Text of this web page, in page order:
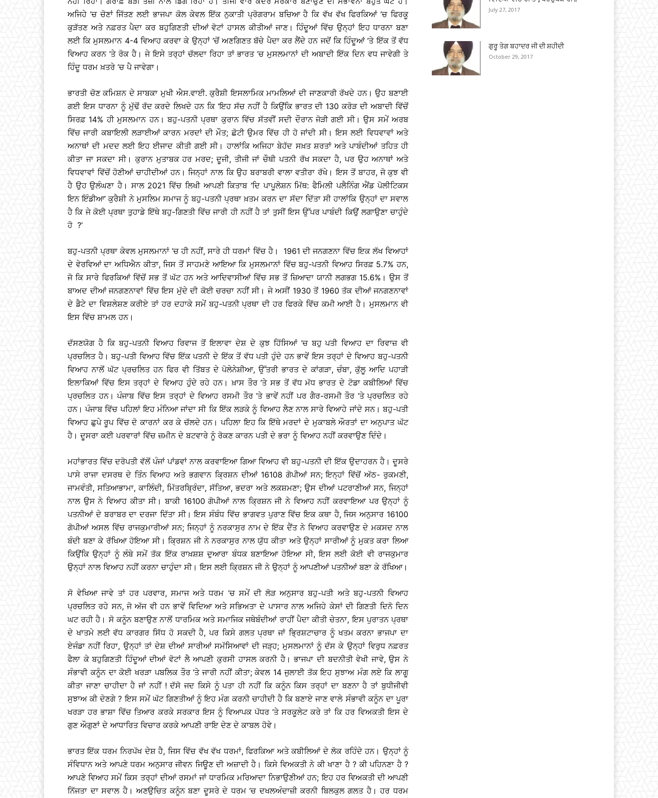
ਅਜਿਹੇ ’ਚ ਚੋਣਾਂ ਜਿੱਤਣ ਲਈ ਭਾਜਪਾ ਕੋਲ ਕੇਵਲ ਇੱਕ ਨੁਕਾਤੀ ਪ੍ਰੋਗਰਾਮ ਬਚਿਆ ਹੈ ਕਿ ਵੱਖ ਵੱਖ ਫਿਰਕਿਆਂ ’ਚ ਫਿਰਕੂ
ਕੁੜੱਤਣ ਅਤੇ ਨਫ਼ਰਤ ਪੈਦਾ ਕਰ ਬਹੁਗਿਣਤੀ ਦੀਆਂ ਵੋਟਾਂ ਹਾਸਲ ਕੀਤੀਆਂ ਜਾਣ। ਹਿੰਦੂਆਂ ਵਿੱਚ ਉਨ੍ਹਾਂ ਇਹ ਧਾਰਨਾ ਬਣਾ
ਲਈ ਕਿ ਮੁਸਲਮਾਨ 4-4 ਵਿਆਹ ਕਰਵਾ ਕੇ ਉਨ੍ਹਾਂ ’ਚੋਂ ਅਣਗਿਣਤ ਬੱਚੇ ਪੈਦਾ ਕਰ ਲੈਂਦੇ ਹਨ ਜਦੋਂ ਕਿ ਹਿੰਦੂਆਂ ’ਤੇ ਇੱਕ ਤੋਂ ਵੱਧ
ਵਿਆਹ ਕਰਨ ’ਤੇ ਰੋਕ ਹੈ। ਜੇ ਇਸੇ ਤਰ੍ਹਾਂ ਚੱਲਦਾ ਰਿਹਾ ਤਾਂ ਭਾਰਤ ’ਚ ਮੁਸਲਮਾਨਾਂ ਦੀ ਅਬਾਦੀ ਇੱਕ ਦਿਨ ਵਧ ਜਾਵੇਗੀ ਤੇ
ਹਿੰਦੂ ਧਰਮ ਖ਼ਤਰੇ ’ਚ ਪੈ ਜਾਵੇਗਾ।
ਭਾਰਤੀ ਚੋਣ ਕਮਿਸ਼ਨ ਦੇ ਸਾਬਕਾ ਮੁਖੀ ਐਸ.ਵਾਈ. ਕੁਰੈਸ਼ੀ ਇਸਲਾਮਿਕ ਮਾਮਲਿਆਂ ਦੀ ਜਾਣਕਾਰੀ ਰੱਖਦੇ ਹਨ। ਉਹ ਬਣਾਈ
ਗਈ ਇਸ ਧਾਰਨਾ ਨੂੰ ਮੁੱਢੋਂ ਰੱਦ ਕਰਦੇ ਲਿਖਦੇ ਹਨ ਕਿ ‘ਇਹ ਸੱਚ ਨਹੀਂ ਹੈ ਕਿਉਂਕਿ ਭਾਰਤ ਦੀ 130 ਕਰੋੜ ਦੀ ਅਬਾਦੀ ਵਿੱਚੋਂ
ਸਿਰਫ਼ 14% ਹੀ ਮੁਸਲਮਾਨ ਹਨ। ਬਹੁ-ਪਤਨੀ ਪ੍ਰਥਾ ਕੁਰਾਨ ਵਿੱਚ ਸੱਤਵੀਂ ਸਦੀ ਦੌਰਾਨ ਜੋੜੀ ਗਈ ਸੀ। ਉਸ ਸਮੇਂ ਅਰਬ
ਵਿੱਚ ਜਾਰੀ ਕਬਾਇਲੀ ਲੜਾਈਆਂ ਕਾਰਨ ਮਰਦਾਂ ਦੀ ਮੌਤ; ਛੋਟੀ ਉਮਰ ਵਿੱਚ ਹੀ ਹੋ ਜਾਂਦੀ ਸੀ। ਇਸ ਲਈ ਵਿਧਵਾਵਾਂ ਅਤੇ
ਅਨਾਥਾਂ ਦੀ ਮਦਦ ਲਈ ਇਹ ਈਜਾਦ ਕੀਤੀ ਗਈ ਸੀ। ਹਾਲਾਂਕਿ ਅਜਿਹਾ ਬੇਹੱਦ ਸਖ਼ਤ ਸ਼ਰਤਾਂ ਅਤੇ ਪਾਬੰਦੀਆਂ ਤਹਿਤ ਹੀ
ਕੀਤਾ ਜਾ ਸਕਦਾ ਸੀ। ਕੁਰਾਨ ਮੁਤਾਬਕ ਹਰ ਮਰਦ; ਦੂਜੀ, ਤੀਜੀ ਜਾਂ ਚੌਥੀ ਪਤਨੀ ਰੱਖ ਸਕਦਾ ਹੈ, ਪਰ ਉਹ ਅਨਾਥਾਂ ਅਤੇ
ਵਿਧਵਾਵਾਂ ਵਿੱਚੋਂ ਹੋਣੀਆਂ ਚਾਹੀਦੀਆਂ ਹਨ। ਜਿਨ੍ਹਾਂ ਨਾਲ ਕਿ ਉਹ ਬਰਾਬਰੀ ਵਾਲਾ ਵਤੀਰਾ ਰੱਖੇ। ਇਸ ਤੋਂ ਬਾਹਰ, ਜੋ ਕੁਝ ਵੀ
ਹੈ ਉਹ ਉਲੰਘਣਾ ਹੈ। ਸਾਲ 2021 ਵਿੱਚ ਲਿਖੀ ਆਪਣੀ ਕਿਤਾਬ ‘ਦਿ ਪਾਪੂਲੇਸ਼ਨ ਮਿੱਥ: ਫੈਮਿਲੀ ਪਲੈਨਿੰਗ ਐਂਡ ਪੋਲੀਟਿਕਸ
ਇਨ ਇੰਡੀਆ’ ਕੁਰੈਸ਼ੀ ਨੇ ਮੁਸਲਿਮ ਸਮਾਜ ਨੂੰ ਬਹੁ-ਪਤਨੀ ਪ੍ਰਥਾ ਖ਼ਤਮ ਕਰਨ ਦਾ ਸੱਦਾ ਦਿੱਤਾ ਸੀ ਹਾਲਾਂਕਿ ਉਨ੍ਹਾਂ ਦਾ ਸਵਾਲ
ਹੈ ਕਿ ਜੇ ਕੋਈ ਪ੍ਰਥਾ ਤੁਹਾਡੇ ਇੱਥੇ ਬਹੁ-ਗਿਣਤੀ ਵਿੱਚ ਜਾਰੀ ਹੀ ਨਹੀਂ ਹੈ ਤਾਂ ਤੁਸੀਂ ਇਸ ਉੱਪਰ ਪਾਬੰਦੀ ਕਿਉਂ ਲਗਾਉਣਾ ਚਾਹੁੰਦੇ
ਹੋ ?’
ਬਹੁ-ਪਤਨੀ ਪ੍ਰਥਾ ਕੇਵਲ ਮੁਸਲਮਾਨਾਂ ’ਚ ਹੀ ਨਹੀਂ, ਸਾਰੇ ਹੀ ਧਰਮਾਂ ਵਿੱਚ ਹੈ। 1961 ਦੀ ਜਨਗਣਨਾ ਵਿੱਚ ਇਕ ਲੱਖ ਵਿਆਹਾਂ
ਦੇ ਵੇਰਵਿਆਂ ਦਾ ਅਧਿਐਨ ਕੀਤਾ, ਜਿਸ ਤੋਂ ਸਾਹਮਣੇ ਆਇਆ ਕਿ ਮੁਸਲਮਾਨਾਂ ਵਿੱਚ ਬਹੁ-ਪਤਨੀ ਵਿਆਹ ਸਿਰਫ਼ 5.7% ਹਨ,
ਜੋ ਕਿ ਸਾਰੇ ਫਿਰਕਿਆਂ ਵਿੱਚੋਂ ਸਭ ਤੋਂ ਘੱਟ ਹਨ ਅਤੇ ਆਦਿਵਾਸੀਆਂ ਵਿੱਚ ਸਭ ਤੋਂ ਜ਼ਿਆਦਾ ਯਾਨੀ ਲਗਭਗ 15.6%। ਉਸ ਤੋਂ
ਬਾਅਦ ਦੀਆਂ ਜਨਗਣਨਾਵਾਂ ਵਿੱਚ ਇਸ ਮੁੱਦੇ ਦੀ ਕੋਈ ਚਰਚਾ ਨਹੀਂ ਸੀ। ਜੇ ਅਸੀਂ 1930 ਤੋਂ 1960 ਤੱਕ ਦੀਆਂ ਜਨਗਣਨਾਵਾਂ
ਦੇ ਡੈਟੇ ਦਾ ਵਿਸ਼ਲੇਸ਼ਣ ਕਰੀਏ ਤਾਂ ਹਰ ਦਹਾਕੇ ਸਮੇਂ ਬਹੁ-ਪਤਨੀ ਪ੍ਰਥਾ ਦੀ ਹਰ ਫਿਰਕੇ ਵਿੱਚ ਕਮੀ ਆਈ ਹੈ। ਮੁਸਲਮਾਨ ਵੀ
ਇਸ ਵਿੱਚ ਸ਼ਾਮਲ ਹਨ।
ਦੱਸਣਯੋਗ ਹੈ ਕਿ ਬਹੁ-ਪਤਨੀ ਵਿਆਹ ਰਿਵਾਜ ਤੋਂ ਇਲਾਵਾ ਦੇਸ਼ ਦੇ ਕੁਝ ਹਿੱਸਿਆਂ ’ਚ ਬਹੁ ਪਤੀ ਵਿਆਹ ਦਾ ਰਿਵਾਜ਼ ਵੀ
ਪ੍ਰਚਲਿਤ ਹੈ। ਬਹੁ-ਪਤੀ ਵਿਆਹ ਵਿੱਚ ਇੱਕ ਪਤਨੀ ਦੇ ਇੱਕ ਤੋਂ ਵੱਧ ਪਤੀ ਹੁੰਦੇ ਹਨ ਭਾਵੇਂ ਇਸ ਤਰ੍ਹਾਂ ਦੇ ਵਿਆਹ ਬਹੁ-ਪਤਨੀ
ਵਿਆਹ ਨਾਲੋਂ ਘੱਟ ਪ੍ਰਚਲਿਤ ਹਨ ਫਿਰ ਵੀ ਤਿੱਬਤ ਦੇ ਪੋਲੇਨੇਸ਼ੀਆ, ਉੱਤਰੀ ਭਾਰਤ ਦੇ ਕਾਂਗੜਾ, ਚੰਬਾ, ਕੁੱਲੂ ਆਦਿ ਪਹਾੜੀ
ਇਲਾਕਿਆਂ ਵਿੱਚ ਇਸ ਤਰ੍ਹਾਂ ਦੇ ਵਿਆਹ ਹੁੰਦੇ ਰਹੇ ਹਨ। ਖ਼ਾਸ ਤੌਰ ’ਤੇ ਸਭ ਤੋਂ ਵੱਧ ਮੱਧ ਭਾਰਤ ਦੇ ਟੋਡਾ ਕਬੀਲਿਆਂ ਵਿੱਚ
ਪ੍ਰਚਲਿਤ ਹਨ। ਪੰਜਾਬ ਵਿੱਚ ਇਸ ਤਰ੍ਹਾਂ ਦੇ ਵਿਆਹ ਰਸਮੀ ਤੌਰ ’ਤੇ ਭਾਵੇਂ ਨਹੀਂ ਪਰ ਗੈਰ-ਰਸਮੀ ਤੌਰ ’ਤੇ ਪ੍ਰਚਲਿਤ ਰਹੇ
ਹਨ। ਪੰਜਾਬ ਵਿੱਚ ਪਹਿਲਾਂ ਇਹ ਮੰਨਿਆ ਜਾਂਦਾ ਸੀ ਕਿ ਇੱਕ ਲੜਕੇ ਨੂੰ ਵਿਆਹ ਲੈਣ ਨਾਲ ਸਾਰੇ ਵਿਆਹੇ ਜਾਂਦੇ ਸਨ। ਬਹੁ-ਪਤੀ
ਵਿਆਹ ਛੁਪੇ ਰੂਪ ਵਿੱਚ ਦੋ ਕਾਰਨਾਂ ਕਰ ਕੇ ਚੱਲਦੇ ਹਨ। ਪਹਿਲਾ ਇਹ ਕਿ ਇੱਥੇ ਮਰਦਾਂ ਦੇ ਮੁਕਾਬਲੇ ਔਰਤਾਂ ਦਾ ਅਨੁਪਾਤ ਘੱਟ
ਹੈ। ਦੂਸਰਾ ਕਈ ਪਰਵਾਰਾਂ ਵਿੱਚ ਜ਼ਮੀਨ ਦੇ ਬਟਵਾਰੇ ਨੂੰ ਰੋਕਣ ਕਾਰਨ ਪਤੀ ਦੇ ਭਰਾ ਨੂੰ ਵਿਆਹ ਨਹੀਂ ਕਰਵਾਉਣ ਦਿੰਦੇ।
ਮਹਾਂਭਾਰਤ ਵਿੱਚ ਦਰੋਪਤੀ ਵੱਲੋਂ ਪੰਜਾਂ ਪਾਂਡਵਾਂ ਨਾਲ ਕਰਵਾਇਆ ਗਿਆ ਵਿਆਹ ਵੀ ਬਹੁ-ਪਤਨੀ ਦੀ ਇੱਕ ਉਦਾਹਰਨ ਹੈ। ਦੂਸਰੇ
ਪਾਸੇ ਰਾਜਾ ਦਸਰਥ ਦੇ ਤਿੰਨ ਵਿਆਹ ਅਤੇ ਭਗਵਾਨ ਕ੍ਰਿਸ਼ਨ ਦੀਆਂ 16108 ਗੋਪੀਆਂ ਸਨ; ਇਨ੍ਹਾਂ ਵਿੱਚੋਂ ਅੱਠ- ਰੁਕਮਣੀ,
ਜਾਮਵੰਤੀ, ਸਤਿਆਭਾਮਾ, ਕਾਲਿੰਦੀ, ਮਿੱਤਰਬ੍ਰਿੰਦਾ, ਸੱਤਿਆ, ਭਦਰਾ ਅਤੇ ਲਕਸ਼ਮਣਾ; ਉਸ ਦੀਆਂ ਪਟਰਾਣੀਆਂ ਸਨ, ਜਿਨ੍ਹਾਂ
ਨਾਲ ਉਸ ਨੇ ਵਿਆਹ ਕੀਤਾ ਸੀ। ਬਾਕੀ 16100 ਗੋਪੀਆਂ ਨਾਲ ਕ੍ਰਿਸ਼ਨ ਜੀ ਨੇ ਵਿਆਹ ਨਹੀਂ ਕਰਵਾਇਆ ਪਰ ਉਨ੍ਹਾਂ ਨੂੰ
ਪਤਨੀਆਂ ਦੇ ਬਰਾਬਰ ਦਾ ਦਰਜਾ ਦਿੱਤਾ ਸੀ। ਇਸ ਸੰਬੰਧ ਵਿੱਚ ਭਾਗਵਤ ਪੁਰਾਣ ਵਿੱਚ ਇਕ ਕਥਾ ਹੈ, ਜਿਸ ਅਨੁਸਾਰ 16100
ਗੋਪੀਆਂ ਅਸਲ ਵਿੱਚ ਰਾਜਕੁਮਾਰੀਆਂ ਸਨ; ਜਿਨ੍ਹਾਂ ਨੂੰ ਨਰਕਾਸੁਰ ਨਾਮ ਦੇ ਇੱਕ ਦੈਂਤ ਨੇ ਵਿਆਹ ਕਰਵਾਉਣ ਦੇ ਮਕਸਦ ਨਾਲ
ਬੰਦੀ ਬਣਾ ਕੇ ਰੱਖਿਆ ਹੋਇਆ ਸੀ। ਕ੍ਰਿਸ਼ਨ ਜੀ ਨੇ ਨਰਕਾਸੁਰ ਨਾਲ ਯੁੱਧ ਕੀਤਾ ਅਤੇ ਉਨ੍ਹਾਂ ਸਾਰੀਆਂ ਨੂੰ ਮੁਕਤ ਕਰਾ ਲਿਆ
ਕਿਉਂਕਿ ਉਨ੍ਹਾਂ ਨੂੰ ਲੰਬੇ ਸਮੇਂ ਤੱਕ ਇੱਕ ਰਾਖ਼ਸ਼ਸ਼ ਦੁਆਰਾ ਬੰਧਕ ਬਣਾਇਆ ਹੋਇਆ ਸੀ, ਇਸ ਲਈ ਕੋਈ ਵੀ ਰਾਜਕੁਮਾਰ
ਉਨ੍ਹਾਂ ਨਾਲ ਵਿਆਹ ਨਹੀਂ ਕਰਨਾ ਚਾਹੁੰਦਾ ਸੀ। ਇਸ ਲਈ ਕ੍ਰਿਸ਼ਨ ਜੀ ਨੇ ਉਨ੍ਹਾਂ ਨੂੰ ਆਪਣੀਆਂ ਪਤਨੀਆਂ ਬਣਾ ਕੇ ਰੱਖਿਆ।
ਸੋ ਵੇਖਿਆ ਜਾਵੇ ਤਾਂ ਹਰ ਪਰਵਾਰ, ਸਮਾਜ ਅਤੇ ਧਰਮ ’ਚ ਸਮੇਂ ਦੀ ਲੋੜ ਅਨੁਸਾਰ ਬਹੁ-ਪਤੀ ਅਤੇ ਬਹੁ-ਪਤਨੀ ਵਿਆਹ
ਪ੍ਰਚਲਿਤ ਰਹੇ ਸਨ, ਜੋ ਅੱਜ ਵੀ ਹਨ ਭਾਵੇਂ ਵਿਦਿਆ ਅਤੇ ਸਭਿਅਤਾ ਦੇ ਪਾਸਾਰ ਨਾਲ ਅਜਿਹੇ ਕੇਸਾਂ ਦੀ ਗਿਣਤੀ ਦਿਨੋ ਦਿਨ
ਘਟ ਰਹੀ ਹੈ। ਸੋ ਕਨੂੰਨ ਬਣਾਉਣ ਨਾਲੋਂ ਧਾਰਮਿਕ ਅਤੇ ਸਮਾਜਿਕ ਜਥੇਬੰਦੀਆਂ ਰਾਹੀਂ ਪੈਦਾ ਕੀਤੀ ਚੇਤਨਾ, ਇਸ ਪੁਰਾਤਨ ਪ੍ਰਥਾ
ਦੇ ਖਾਤਮੇ ਲਈ ਵੱਧ ਕਾਰਗਰ ਸਿੱਧ ਹੋ ਸਕਦੀ ਹੈ, ਪਰ ਕਿਸੇ ਗਲਤ ਪ੍ਰਥਾ ਜਾਂ ਭ੍ਰਿਸ਼ਟਾਚਾਰ ਨੂੰ ਖਤਮ ਕਰਨਾ ਭਾਜਪਾ ਦਾ
ਏਜੰਡਾ ਨਹੀਂ ਰਿਹਾ, ਉਨ੍ਹਾਂ ਤਾਂ ਦੇਸ਼ ਦੀਆਂ ਸਾਰੀਆਂ ਸਮੱਸਿਆਵਾਂ ਦੀ ਜੜ੍ਹ; ਮੁਸਲਮਾਨਾਂ ਨੂੰ ਦੱਸ ਕੇ ਉਨ੍ਹਾਂ ਵਿਰੁਧ ਨਫ਼ਰਤ
ਫੈਲਾ ਕੇ ਬਹੁਗਿਣਤੀ ਹਿੰਦੂਆਂ ਦੀਆਂ ਵੋਟਾਂ ਲੈ ਆਪਣੀ ਕੁਰਸੀ ਹਾਸਲ ਕਰਨੀ ਹੈ। ਭਾਜਪਾ ਦੀ ਬਦਨੀਤੀ ਵੇਖੀ ਜਾਵੇ, ਉਸ ਨੇ
ਸੰਭਾਵੀ ਕਨੂੰਨ ਦਾ ਕੋਈ ਖਰੜਾ ਪਬਲਿਕ ਤੌਰ ’ਤੇ ਜਾਰੀ ਨਹੀਂ ਕੀਤਾ; ਕੇਵਲ 14 ਜੁਲਾਈ ਤੱਕ ਇਹ ਸੁਝਾਅ ਮੰਗ ਲਏ ਕਿ ਲਾਗੂ
ਕੀਤਾ ਜਾਣਾ ਚਾਹੀਦਾ ਹੈ ਜਾਂ ਨਹੀਂ ! ਦੱਸੋ ਜਦ ਕਿਸੇ ਨੂੰ ਪਤਾ ਹੀ ਨਹੀਂ ਕਿ ਕਨੂੰਨ ਕਿਸ ਤਰ੍ਹਾਂ ਦਾ ਬਣਨਾ ਹੈ ਤਾਂ ਬੁਧੀਜੀਵੀ
ਸੁਝਾਅ ਕੀ ਦੇਣਗੇ ? ਇਸ ਸਮੇਂ ਘੱਟ ਗਿਣਤੀਆਂ ਨੂੰ ਇਹ ਮੰਗ ਕਰਨੀ ਚਾਹੀਦੀ ਹੈ ਕਿ ਬਣਾਏ ਜਾਣ ਵਾਲੇ ਸੰਭਾਵੀ ਕਨੂੰਨ ਦਾ ਪੂਰਾ
ਖਰੜਾ ਹਰ ਭਾਸ਼ਾ ਵਿੱਚ ਤਿਆਰ ਕਰਕੇ ਸਰਕਾਰ ਇਸ ਨੂੰ ਵਿਆਪਕ ਪੱਧਰ ’ਤੇ ਸਰਕੂਲੇਟ ਕਰੇ ਤਾਂ ਕਿ ਹਰ ਵਿਅਕਤੀ ਇਸ ਦੇ
ਗੁਣ ਔਗੁਣਾਂ ਦੇ ਆਧਾਰਿਤ ਵਿਚਾਰ ਕਰਕੇ ਆਪਣੀ ਰਾਇ ਦੇਣ ਦੇ ਕਾਬਲ ਹੋਵੇ।
ਭਾਰਤ ਇੱਕ ਧਰਮ ਨਿਰਪੱਖ ਦੇਸ਼ ਹੈ, ਜਿਸ ਵਿੱਚ ਵੱਖ ਵੱਖ ਧਰਮਾਂ, ਫਿਰਕਿਆ ਅਤੇ ਕਬੀਲਿਆਂ ਦੇ ਲੋਕ ਰਹਿੰਦੇ ਹਨ। ਉਨ੍ਹਾਂ ਨੂੰ
ਸੰਵਿਧਾਨ ਅਤੇ ਆਪਣੇ ਧਰਮ ਅਨੁਸਾਰ ਜੀਵਨ ਜਿਊਣ ਦੀ ਅਜ਼ਾਦੀ ਹੈ। ਕਿਸੇ ਵਿਅਕਤੀ ਨੇ ਕੀ ਖਾਣਾ ਹੈ ? ਕੀ ਪਹਿਨਣਾ ਹੈ ?
ਆਪਣੇ ਵਿਆਹ ਸਮੇਂ ਕਿਸ ਤਰ੍ਹਾਂ ਦੀਆਂ ਰਸਮਾਂ ਜਾਂ ਧਾਰਮਿਕ ਮਰਿਆਦਾ ਨਿਭਾਉਣੀਆਂ ਹਨ; ਇਹ ਹਰ ਵਿਅਕਤੀ ਦੀ ਆਪਣੀ
ਨਿੱਜਤਾ ਦਾ ਸਵਾਲ ਹੈ। ਅਣਉਚਿਤ ਕਨੂੰਨ ਬਣਾ ਦੂਸਰੇ ਦੇ ਧਰਮ ’ਚ ਦਖਲਅੰਦਾਜ਼ੀ ਕਰਨੀ ਬਿਲਕੁਲ ਗਲਤ ਹੈ। ਹਰ ਧਰਮ
July 27, 2017
ਗੁਰੂ ਤੇਗ ਬਹਾਦਰ ਜੀ ਦੀ ਸ਼ਹੀਦੀ
October 29, 2017